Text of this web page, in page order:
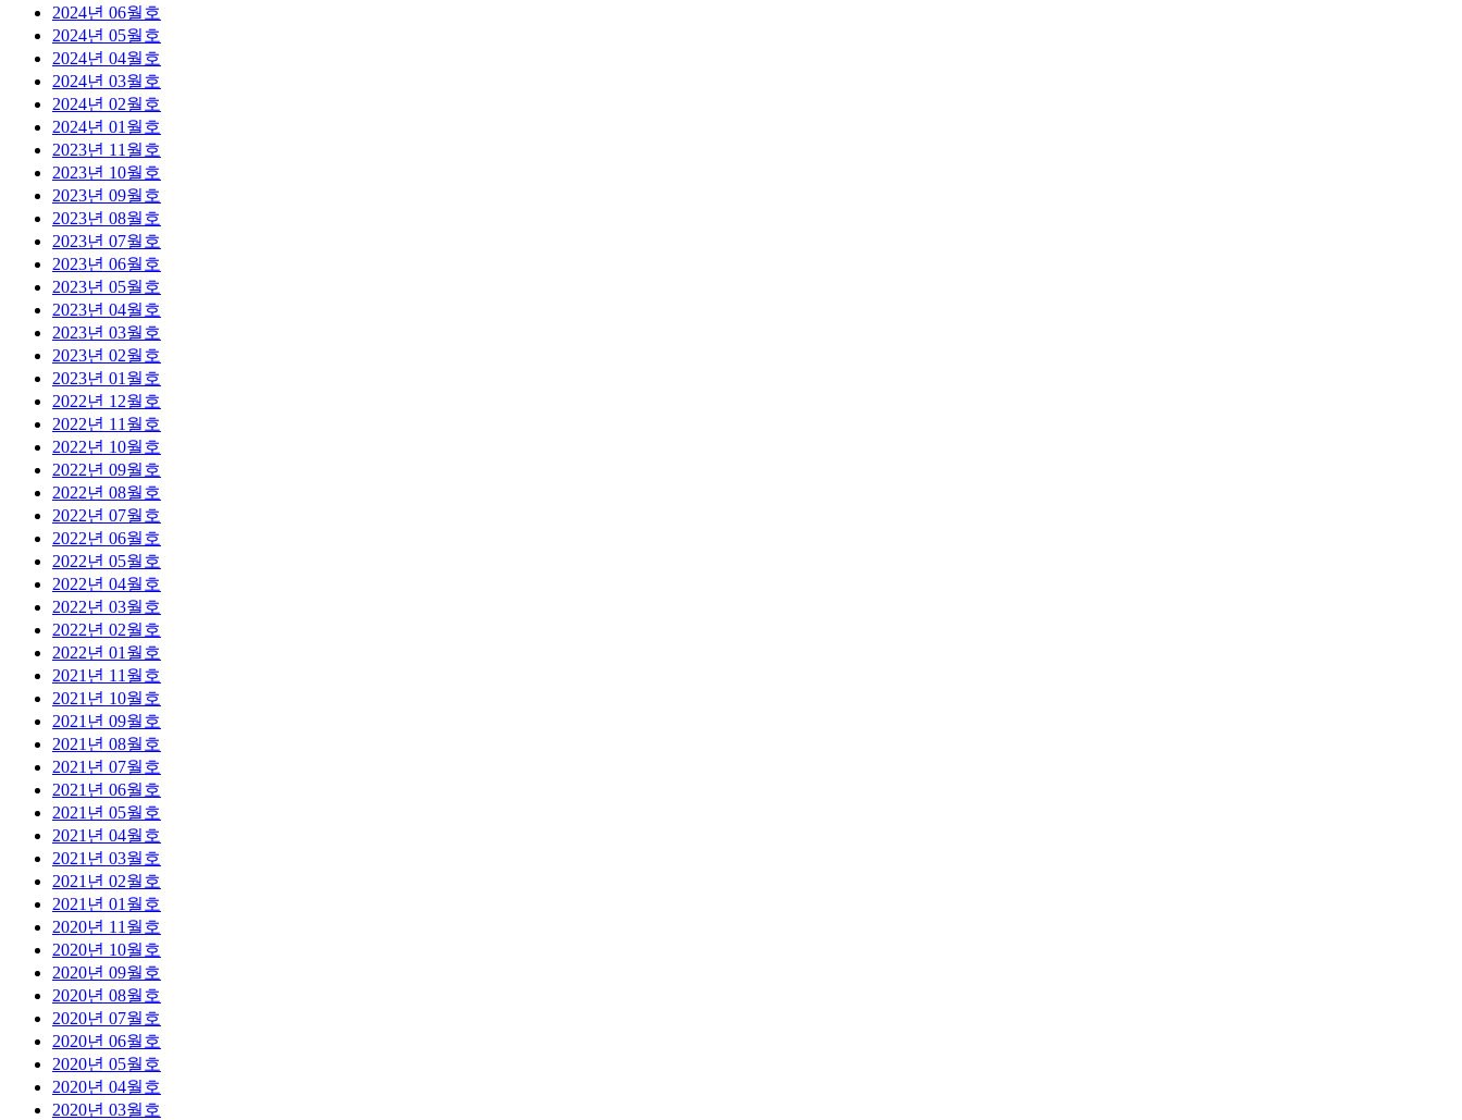
2024년 06월호
2024년 05월호
2024년 04월호
2024년 03월호
2024년 02월호
2024년 01월호
2023년 11월호
2023년 10월호
2023년 09월호
2023년 08월호
2023년 07월호
2023년 06월호
2023년 05월호
2023년 04월호
2023년 03월호
2023년 02월호
2023년 01월호
2022년 12월호
2022년 11월호
2022년 10월호
2022년 09월호
2022년 08월호
2022년 07월호
2022년 06월호
2022년 05월호
2022년 04월호
2022년 03월호
2022년 02월호
2022년 01월호
2021년 11월호
2021년 10월호
2021년 09월호
2021년 08월호
2021년 07월호
2021년 06월호
2021년 05월호
2021년 04월호
2021년 03월호
2021년 02월호
2021년 01월호
2020년 11월호
2020년 10월호
2020년 09월호
2020년 08월호
2020년 07월호
2020년 06월호
2020년 05월호
2020년 04월호
2020년 03월호